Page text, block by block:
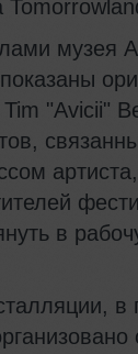
музея
"Avicii"
в
в